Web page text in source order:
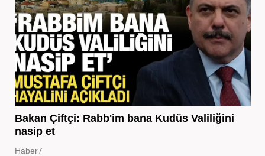
Bakan Çiftçi: Rabb'im bana Kudüs Valiliğini
nasip et
Haber7